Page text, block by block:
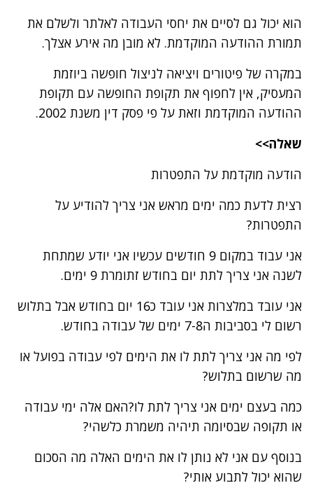
הוא יכול גם לסיים את יחסי העבודה לאלתר ולשלם את
תמורת ההודעה המוקדמת. לא מובן מה אירע אצלך.
במקרה של פיטורים ויציאה לניצול חופשה ביוזמת
המעסיק, אין לחפוף את תקופת החופשה עם תקופת
ההודעה המוקדמת וזאת על פי פסק דין משנת 2002.
שאלה>>
הודעה מוקדמת על התפטרות
רצית לדעת כמה ימים מראש אני צריך להודיע על
התפטרות?
אני עבוד במקום 9 חודשים עכשיו אני יודע שמתחת
לשנה אני צריך לתת יום בחודש זתומרת 9 ימים.
אני עובד במלצרות אני עובד כ16 יום בחודש אבל בתלוש
רשום לי בסביבות ה7-8 ימים של עבודה בחודש.
לפי מה אני צריך לתת לו את הימים לפי עבודה בפועל או
מה שרשום בתלוש?
כמה בעצם ימים אני צריך לתת לו?האם אלה ימי עבודה
או תקופה שבסיומה תיהיה משמרת כלשהי?
בנוסף עם אני לא נותן לו את הימים האלה מה הסכום
שהוא יכול לתבוע אותי?